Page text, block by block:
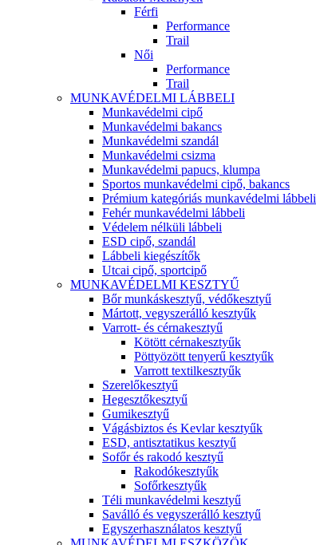
Férfi
Performance
Trail
Női
Performance
Trail
MUNKAVÉDELMI LÁBBELI
Munkavédelmi cipő
Munkavédelmi bakancs
Munkavédelmi szandál
Munkavédelmi csizma
Munkavédelmi papucs, klumpa
Sportos munkavédelmi cipő, bakancs
Prémium kategóriás munkavédelmi lábbeli
Fehér munkavédelmi lábbeli
Védelem nélküli lábbeli
ESD cipő, szandál
Lábbeli kiegészítők
Utcai cipő, sportcipő
MUNKAVÉDELMI KESZTYŰ
Bőr munkáskesztyű, védőkesztyű
Mártott, vegyszerálló kesztyűk
Varrott- és cérnakesztyű
Kötött cérnakesztyűk
Pöttyözött tenyerű kesztyűk
Varrott textilkesztyűk
Szerelőkesztyű
Hegesztőkesztyű
Gumikesztyű
Vágásbiztos és Kevlar kesztyűk
ESD, antisztatikus kesztyű
Sofőr és rakodó kesztyű
Rakodókesztyűk
Sofőrkesztyűk
Téli munkavédelmi kesztyű
Saválló és vegyszerálló kesztyű
Egyszerhasználatos kesztyű